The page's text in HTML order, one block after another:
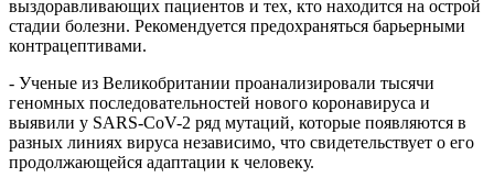
выздоравливающих пациентов и тех, кто находится на острой
стадии болезни. Рекомендуется предохраняться барьерными
контрацептивами.
- Ученые из Великобритании проанализировали тысячи
геномных последовательностей нового коронавируса и
выявили у SARS-CoV-2 ряд мутаций, которые появляются в
разных линиях вируса независимо, что свидетельствует о его
продолжающейся адаптации к человеку.